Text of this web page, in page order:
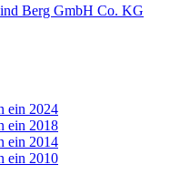
Berg GmbH Co. KG
ein 2024
ein 2018
ein 2014
ein 2010